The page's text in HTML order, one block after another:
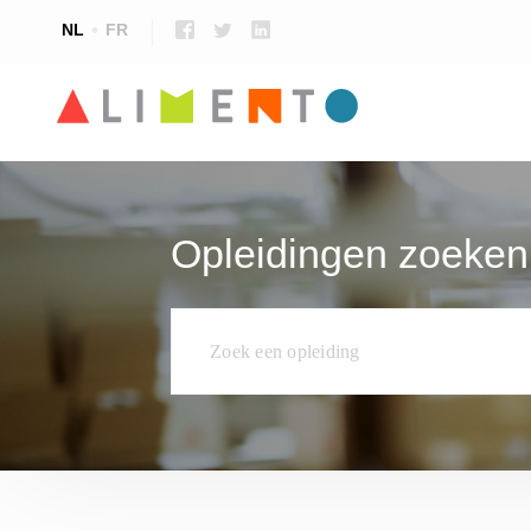
NL FR
Opleidingen zoeken
Voedingsspecifieke opleidingen
Talen
Voedingstechnologie
Opleidingen voor leerkrachten
Techniek, onderhoud en productie